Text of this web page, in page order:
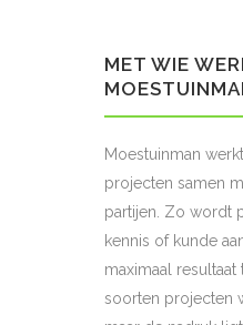
MET WIE
Moestuinman
projecten samen
partijen. Zo wordt
kennis of kunde
maximaal
soorten projecten